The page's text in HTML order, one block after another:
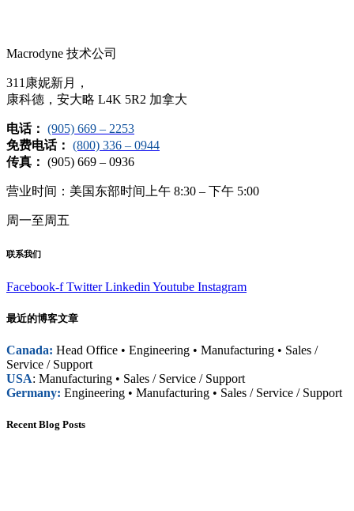
Macrodyne 技术公司
311康妮新月，
康科德，安大略 L4K 5R2 加拿大
电话： (905) 669 – 2253
免费电话： (800) 336 – 0944
传真： (905) 669 – 0936
营业时间：美国东部时间上午 8:30 – 下午 5:00
周一至周五
联系我们
Facebook-f Twitter Linkedin Youtube Instagram
最近的博客文章
Canada: Head Office • Engineering • Manufacturing • Sales /
Service / Support
USA: Manufacturing • Sales / Service / Support
Germany: Engineering • Manufacturing • Sales / Service / Support
Recent Blog Posts